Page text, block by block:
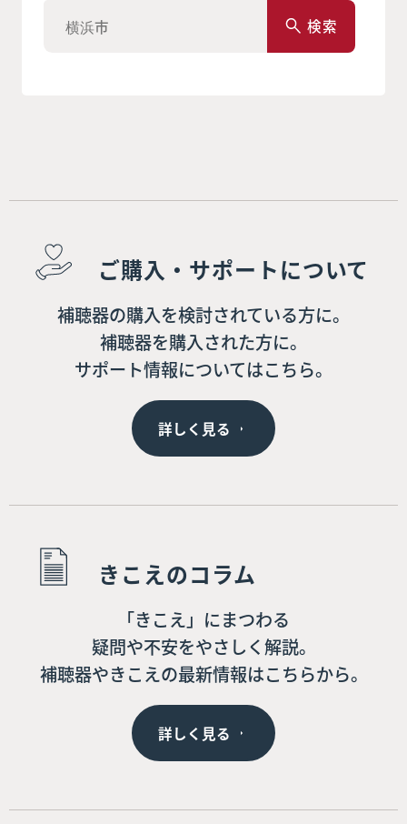
検索
ご購入・サポートについて
補聴器の購入を検討されている方に。
補聴器を購入された方に。
サポート情報についてはこちら。
詳しく見る
きこえのコラム
「きこえ」にまつわる
疑問や不安をやさしく解説。
補聴器やきこえの最新情報はこちらから。
詳しく見る